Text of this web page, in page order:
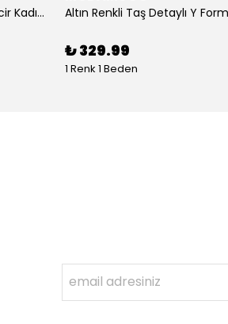
Altın Renk Kuş Figürlü iki Katlıı Zincir Kadın Y Kolye
₺ 329.99
1 Renk 1 Beden